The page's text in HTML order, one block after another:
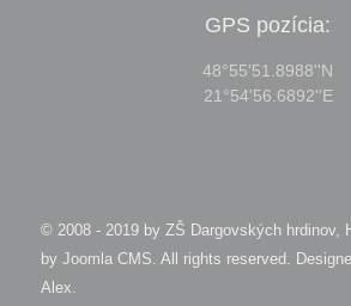
GPS pozícia:
48°55'51.8988''N
21°54'56.6892''E
© 2008 - 2019 by ZŠ Dargovských hrdinov,
by Joomla CMS . All rights reserved.
Alex